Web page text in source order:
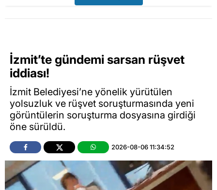
İzmit’te gündemi sarsan rüşvet
iddiası!
İzmit Belediyesi’ne yönelik yürütülen
yolsuzluk ve rüşvet soruşturmasında yeni
görüntülerin soruşturma dosyasına girdiği
öne sürüldü.
2026-08-06 11:34:52